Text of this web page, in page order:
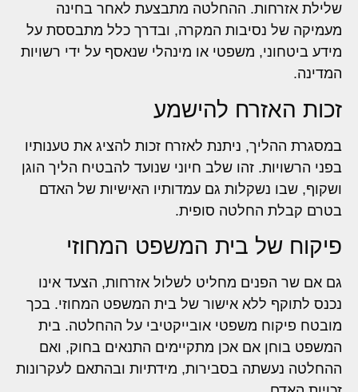
שלילת אזרחות. ההחלטה מתבצעת לאחר בחינה
מעמיקה של נסיבות המקרה, ובדרך כלל מתבססת על
מידע ביטחוני, משפטי או מינהלי שנאסף על ידי רשויות
המדינה.
זכות האזרח להישמע
במסגרת ההליך, ניתנת לאזרח זכות להציג את טענותיו
בפני הרשויות. זהו שלב חיוני שנועד להבטיח הליך הוגן
ושקוף, שבו נשקלות גם עמדותיו האישיות של האדם
בטרם קבלת החלטה סופית.
פיקוח של בית המשפט המחוזי
גם אם שר הפנים מחליט לשלול אזרחות, הצעד אינו
נכנס לתוקף ללא אישור של בית המשפט המחוזי. בכך
מובטח פיקוח משפטי אובייקטיבי על ההחלטה. בית
המשפט בוחן אם אכן מתקיימים התנאים בחוק, ואם
ההחלטה נעשתה בסבירות, מידתיות ובהתאם לעקרונות